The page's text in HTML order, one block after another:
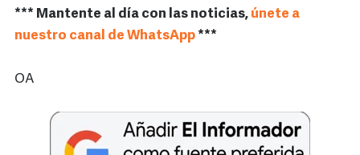
*** Mantente al día con las noticias, únete a
nuestro canal de WhatsApp***
OA